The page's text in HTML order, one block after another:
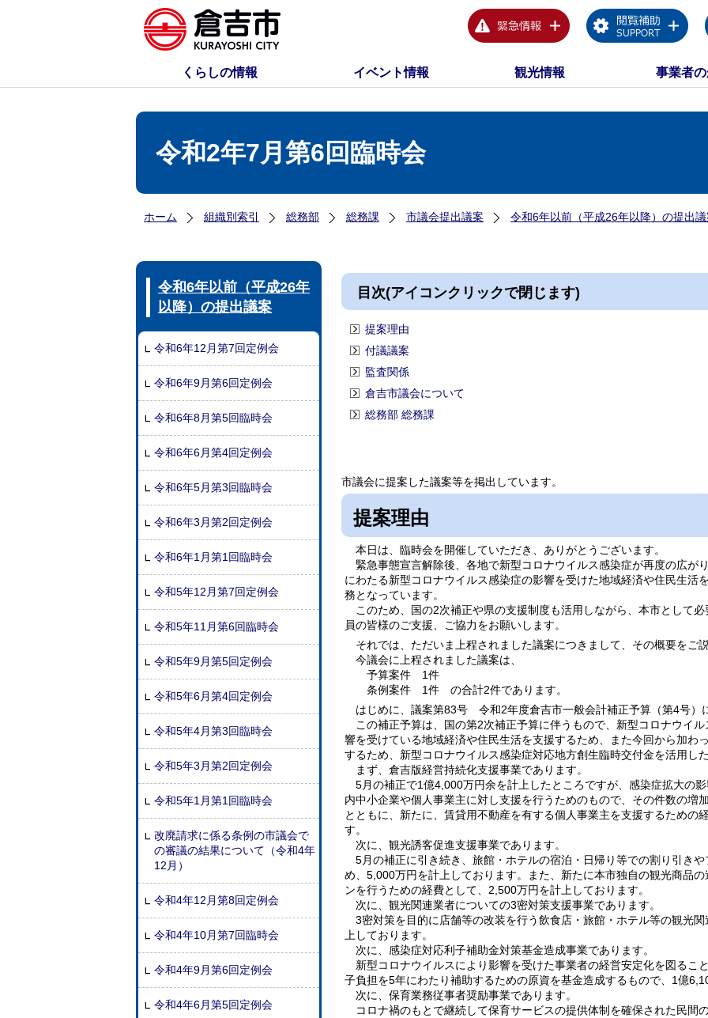
くらしの情報 イベント情報 観光情報 事業者
令和2年7月第6回臨時会
ホーム 組織別索引 総務部 総務課 市議会提出議案 令和6年以前（平成26年以降）の提出
令和6年以前（平成26年
以降）の提出議案
令和6年12月第7回定例会
令和6年9月第6回定例会
令和6年8月第5回臨時会
令和6年6月第4回定例会
令和6年5月第3回臨時会
令和6年3月第2回定例会
令和6年1月第1回臨時会
令和5年12月第7回定例会
令和5年11月第6回臨時会
令和5年9月第5回定例会
令和5年6月第4回定例会
令和5年4月第3回臨時会
令和5年3月第2回定例会
令和5年1月第1回臨時会
改廃請求に係る条例の市議会で
の審議の結果について（令和4年
12月）
令和4年12月第8回定例会
令和4年10月第7回臨時会
令和4年9月第6回定例会
令和4年6月第5回定例会
目次(アイコンクリックで閉じます)
提案理由
付議議案
監査関係
倉吉市議会について
総務部 総務課
市議会に提案した議案等を掲出しています。
提案理由
本日は、臨時会を開催していただき、ありがとうございます。
緊急事態宣言解除後、各地で新型コロナウイルス感染症が再度の広が
にわたる新型コロナウイルス感染症の影響を受けた地域経済や住民生活
務となっています。
このため、国の2次補正や県の支援制度も活用しながら、本市として
員の皆様のご支援、ご協力をお願いします。
それでは、ただいま上程されました議案につきまして、その概要をご
今議会に上程されました議案は、
予算案件 1件
条例案件 1件 の合計2件であります。
はじめに、議案第83号 令和2年度倉吉市一般会計補正予算（第4号）
この補正予算は、国の第2次補正予算に伴うもので、新型コロナウイ
響を受けている地域経済や住民生活を支援するため、また今回から加わ
するため、新型コロナウイルス感染症対応地方創生臨時交付金を活用し
まず、倉吉版経営持続化支援事業であります。
5月の補正で1億4,000万円余を計上したところですが、感染症拡大の
内中小企業や個人事業主に対し支援を行うためのもので、その件数の増
とともに、新たに、賃貸用不動産を有する個人事業主を支援するための
す。
次に、観光誘客促進支援事業であります。
5月の補正に引き続き、旅館・ホテルの宿泊・日帰り等での割り引き
め、5,000万円を計上しております。また、新たに本市独自の観光商品
ンを行うための経費として、2,500万円を計上しております。
次に、観光関連業者についての3密対策支援事業であります。
3密対策を目的に店舗等の改装を行う飲食店・旅館・ホテル等の観光
上しております。
次に、感染症対応利子補助金対策基金造成事業であります。
新型コロナウイルスにより影響を受けた事業者の経営安定化を図るこ
子負担を5年にわたり補助するための原資を基金造成するもので、1億
次に、保育業務従事者奨励事業であります。
コロナ禍のもとで継続して保育サービスの提供体制を確保された民間